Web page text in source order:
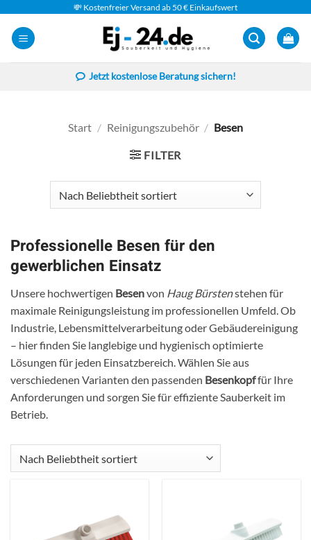
Inhalt
springen
💸 Kostenfreier Versand ab 50 € Einkaufswert
Jetzt kostenlose Beratung sichern!
Start / Reinigungszubehör / Besen
FILTER
Professionelle Besen für den
gewerblichen Einsatz
Unsere hochwertigen Besenvon Haug Bürstenstehen für
maximale Reinigungsleistung im professionellen Umfeld. Ob
Industrie, Lebensmittelverarbeitung oder Gebäudereinigung
– hier finden Sie langlebige und hygienisch optimierte
Lösungen für jeden Einsatzbereich. Wählen Sie aus
verschiedenen Varianten den passenden Besenkopffür Ihre
Anforderungen und sorgen Sie für effiziente Sauberkeit im
Betrieb.